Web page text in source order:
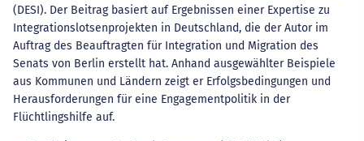
(DESI). Der Beitrag basiert auf Ergebnissen einer Expertise zu
Integrationslotsenprojekten in Deutschland, die der Autor im
Auftrag des Beauftragten für Integration und Migration des
Senats von Berlin erstellt hat. Anhand ausgewählter Beispiele
aus Kommunen und Ländern zeigt er Erfolgsbedingungen und
Herausforderungen für eine Engagementpolitik in der
Flüchtlingshilfe auf.